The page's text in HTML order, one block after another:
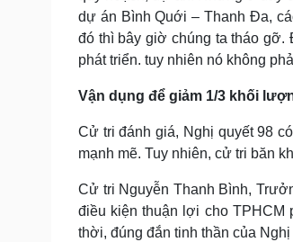
dự án Bình Quới – Thanh Đa,
đó thì bây giờ chúng ta tháo gỡ.
phát triển. tuy nhiên nó không
Vận dụng để giảm 1/3 khối
Cử tri đánh giá, Nghị quyết 98
mạnh mẽ. Tuy nhiên, cử tri băn
Cử tri Nguyễn Thanh Bình,
điều kiện thuận lợi cho TPHCM
thời, đúng đắn tinh thần của